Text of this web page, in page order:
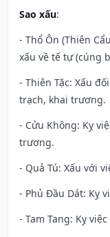
Sao xấu:
- Thổ Ôn (Thiên
xấu về tế tự (cúng
- Thiên Tặc: Xấu
trạch, khai trương.
- Cửu Không: Kỵ
trương.
- Quả Tú: Xấu với
- Phủ Đầu Dát: Kỵ
- Tam Tang: Kỵ